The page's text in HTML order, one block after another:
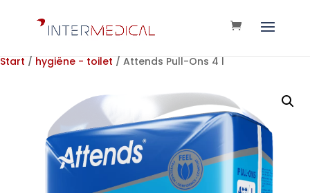
Start / hygiëne - toilet / Attends Pull-Ons 4 l